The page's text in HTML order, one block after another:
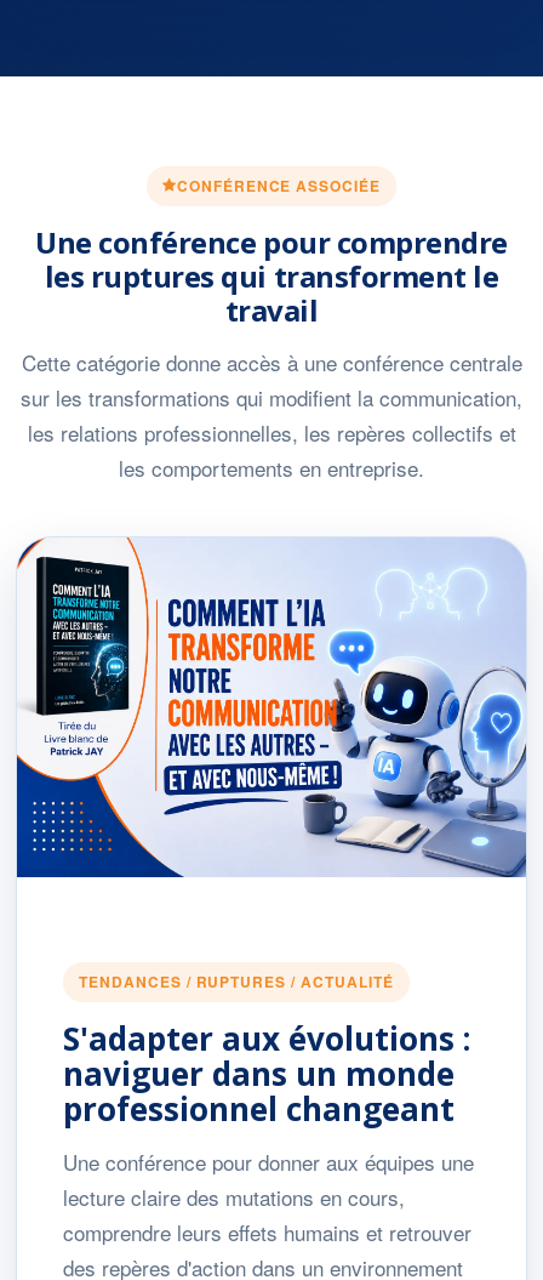
CONFÉRENCE ASSOCIÉE
Une conférence pour comprendre
les ruptures qui transforment le
travail
Cette catégorie donne accès à une conférence centrale
sur les transformations qui modifient la communication,
les relations professionnelles, les repères collectifs et
les comportements en entreprise.
TENDANCES / RUPTURES / ACTUALITÉ
S'adapter aux évolutions :
naviguer dans un monde
professionnel changeant
Une conférence pour donner aux équipes une
lecture claire des mutations en cours,
comprendre leurs effets humains et retrouver
des repères d'action dans un environnement